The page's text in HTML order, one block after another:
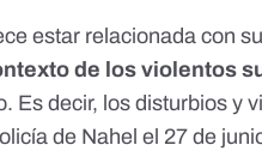
estar relacionada con
de los violentos
Es decir, los disturbios y
de Nahel el 27 de